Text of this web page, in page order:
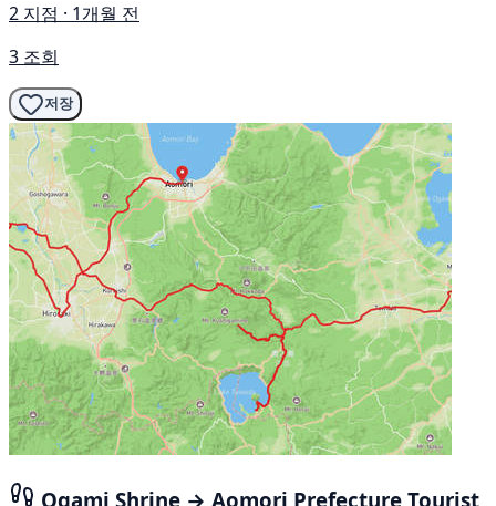
2 지점 · 1개월 전
3 조회
저장
Ogami Shrine → Aomori Prefecture Tourist